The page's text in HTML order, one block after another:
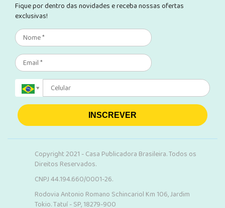
Fique por dentro das novidades e receba nossas ofertas
exclusivas!
INSCREVER
Copyright 2021 - Casa Publicadora Brasileira. Todos os
Direitos Reservados.
CNPJ 44.194.660/0001-26.
Rodovia Antonio Romano Schincariol Km 106, Jardim
Tokio. Tatuí - SP, 18279-900